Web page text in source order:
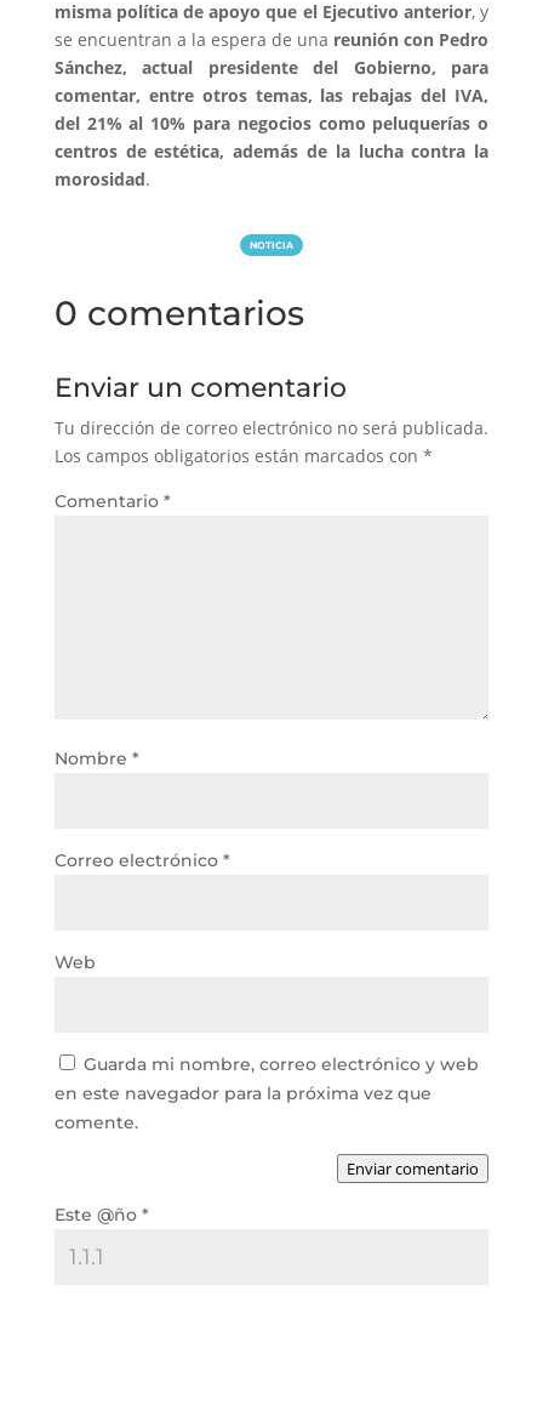
misma política de apoyo que el Ejecutivo anterior, y
se encuentran a la espera de una reunión con Pedro
Sánchez, actual presidente del Gobierno, para
comentar, entre otros temas, las rebajas del IVA,
del 21% al 10% para negocios como peluquerías o
centros de estética, además de la lucha contra la
morosidad.
NOTICIA
0 comentarios
Enviar un comentario
Tu dirección de correo electrónico no será publicada.
Los campos obligatorios están marcados con *
Comentario *
Nombre *
Correo electrónico *
Web
Guarda mi nombre, correo electrónico y web
en este navegador para la próxima vez que
comente.
Enviar comentario
Este @ño *